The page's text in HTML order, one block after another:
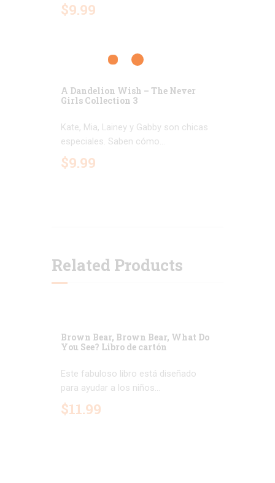
$9.99
A Dandelion Wish – The Never
Girls Collection 3
Kate, Mia, Lainey y Gabby son chicas
especiales. Saben cómo...
$9.99
Related Products
Brown Bear, Brown Bear, What Do
You See? Libro de cartón
Este fabuloso libro está diseñado
para ayudar a los niños...
$11.99